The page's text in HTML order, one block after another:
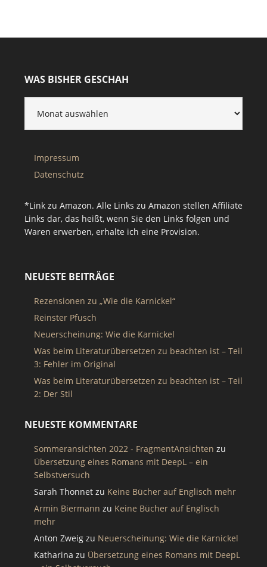
WAS BISHER GESCHAH
Impressum
Datenschutz
*Link zu Amazon. Alle Links zu Amazon stellen Affiliate
Links dar, das heißt, wenn Sie den Links folgen und
Waren erwerben, erhalte ich eine Provision.
NEUESTE BEITRÄGE
Rezensionen zu „Wie die Karnickel“
Reinster Pfusch
Neuerscheinung: Wie die Karnickel
Was beim Literaturübersetzen zu beachten ist – Teil
3: Fehler im Original
Was beim Literaturübersetzen zu beachten ist – Teil
2: Der Stil
NEUESTE KOMMENTARE
Sommeransichten 2022 - FragmentAnsichten zu
Übersetzung eines Romans mit DeepL – ein
Selbstversuch
Sarah Thonnetzu Keine Bücher auf Englisch mehr
Armin Biermann zu Keine Bücher auf Englisch
mehr
Anton Zweigzu Neuerscheinung: Wie die Karnickel
Katharina zu Übersetzung eines Romans mit DeepL